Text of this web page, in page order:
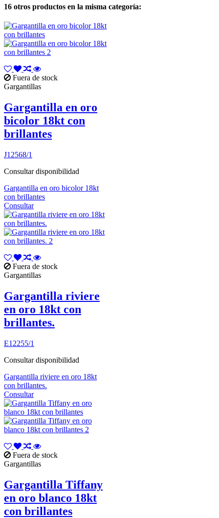
16 otros productos en la misma categoría:
Fuera de stock
Gargantillas
Gargantilla en oro
bicolor 18kt con
brillantes
J12568/1
Consultar disponibilidad
Gargantilla en oro bicolor 18kt
con brillantes
Consultar
Fuera de stock
Gargantillas
Gargantilla riviere
en oro 18kt con
brillantes.
E12255/1
Consultar disponibilidad
Gargantilla riviere en oro 18kt
con brillantes.
Consultar
Fuera de stock
Gargantillas
Gargantilla Tiffany
en oro blanco 18kt
con brillantes